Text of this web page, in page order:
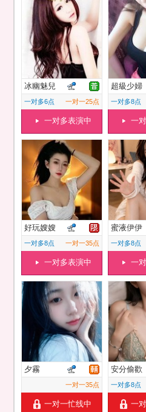
冰幽魅兒
一对多6点 一对一25点
一对多表演中
超級少婦
一对多8点
一
好玩嫂嫂
一对多8点 一对一35点
一对多表演中
蜜液伊伊
一对多8点
一
夕霧
一对一35点
一对一忙线中
安分偷歡
一对多8点
一